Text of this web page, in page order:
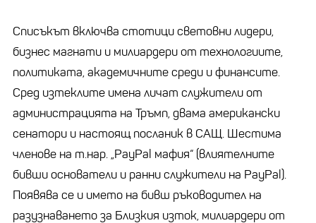
Списъкът включва стотици световни лидери,
бизнес магнати и милиардери от технологиите,
политиката, академичните среди и финансите.
Сред изтеклите имена личат служители от
администрацията на Тръмп, двама американски
сенатори и настоящ посланик в САЩ. Шестима
членове на т.нар. „PayPal мафия“ (влиятелните
бивши основатели и ранни служители на PayPal).
Появява се и името на бивш ръководител на
разузнаването за Близкия изток, милиардери от